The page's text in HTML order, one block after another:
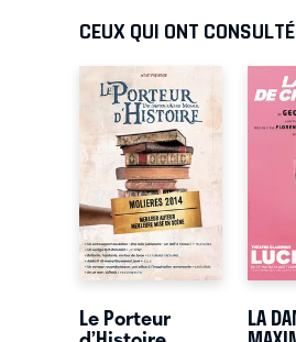
CEUX QUI ONT
Le Porteur LA